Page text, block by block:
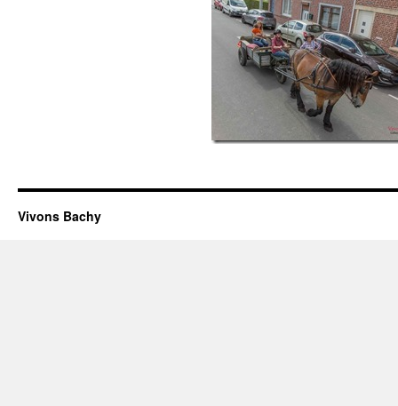
Vivons Bachy